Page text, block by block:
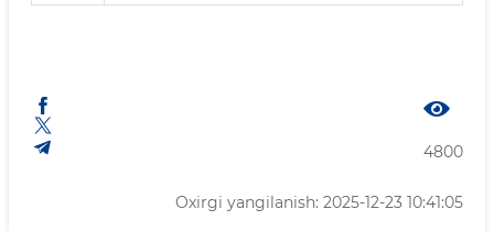
4800
Oxirgi yangilanish: 2025-12-23 10:41:05